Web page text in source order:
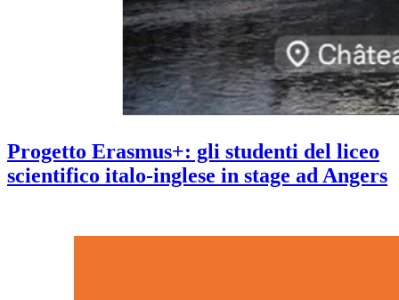
Progetto Erasmus+: gli studenti del liceo
scientifico italo-inglese in stage ad Angers